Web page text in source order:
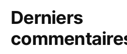
Derniers